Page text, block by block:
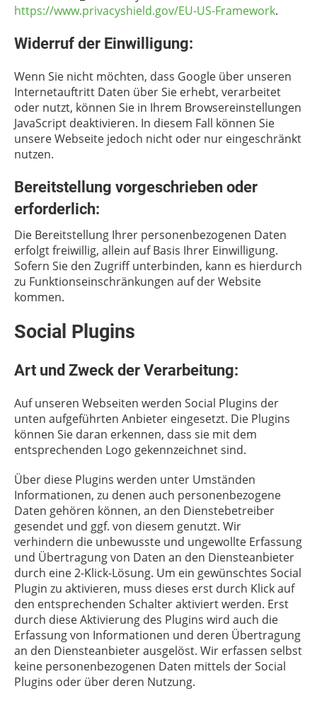
https://www.privacyshield.gov/EU-US-Framework.
Widerruf der Einwilligung:
Wenn Sie nicht möchten, dass Google über unseren
Internetauftritt Daten über Sie erhebt, verarbeitet
oder nutzt, können Sie in Ihrem Browsereinstellungen
JavaScript deaktivieren. In diesem Fall können Sie
unsere Webseite jedoch nicht oder nur eingeschränkt
nutzen.
Bereitstellung vorgeschrieben oder
erforderlich:
Die Bereitstellung Ihrer personenbezogenen Daten
erfolgt freiwillig, allein auf Basis Ihrer Einwilligung.
Sofern Sie den Zugriff unterbinden, kann es hierdurch
zu Funktionseinschränkungen auf der Website
kommen.
Social Plugins
Art und Zweck der Verarbeitung:
Auf unseren Webseiten werden Social Plugins der
unten aufgeführten Anbieter eingesetzt. Die Plugins
können Sie daran erkennen, dass sie mit dem
entsprechenden Logo gekennzeichnet sind.
Über diese Plugins werden unter Umständen
Informationen, zu denen auch personenbezogene
Daten gehören können, an den Dienstebetreiber
gesendet und ggf. von diesem genutzt. Wir
verhindern die unbewusste und ungewollte Erfassung
und Übertragung von Daten an den Diensteanbieter
durch eine 2-Klick-Lösung. Um ein gewünschtes Social
Plugin zu aktivieren, muss dieses erst durch Klick auf
den entsprechenden Schalter aktiviert werden. Erst
durch diese Aktivierung des Plugins wird auch die
Erfassung von Informationen und deren Übertragung
an den Diensteanbieter ausgelöst. Wir erfassen selbst
keine personenbezogenen Daten mittels der Social
Plugins oder über deren Nutzung.